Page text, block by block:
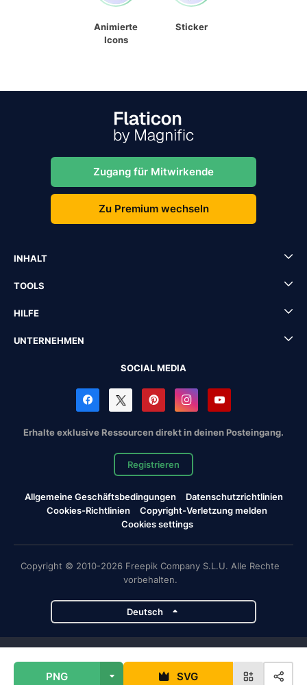
PNG SVG
Animierte
Icons
Sticker
Zugang für Mitwirkende
Zu Premium wechseln
INHALT
TOOLS
HILFE
UNTERNEHMEN
SOCIAL MEDIA
Erhalte exklusive Ressourcen direkt in deinen Posteingang.
Registrieren
Allgemeine Geschäftsbedingungen
Datenschutzrichtlinien
Cookies-Richtlinien
Copyright-Verletzung melden
Cookies settings
Copyright © 2010-2026 Freepik Company S.L.U. Alle Rechte
vorbehalten.
Deutsch